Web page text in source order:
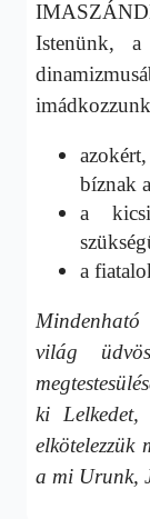
Istenünk,
bíznak
a
a
világ
ki Lelkedet,
elkötelezzük
a mi Urunk,